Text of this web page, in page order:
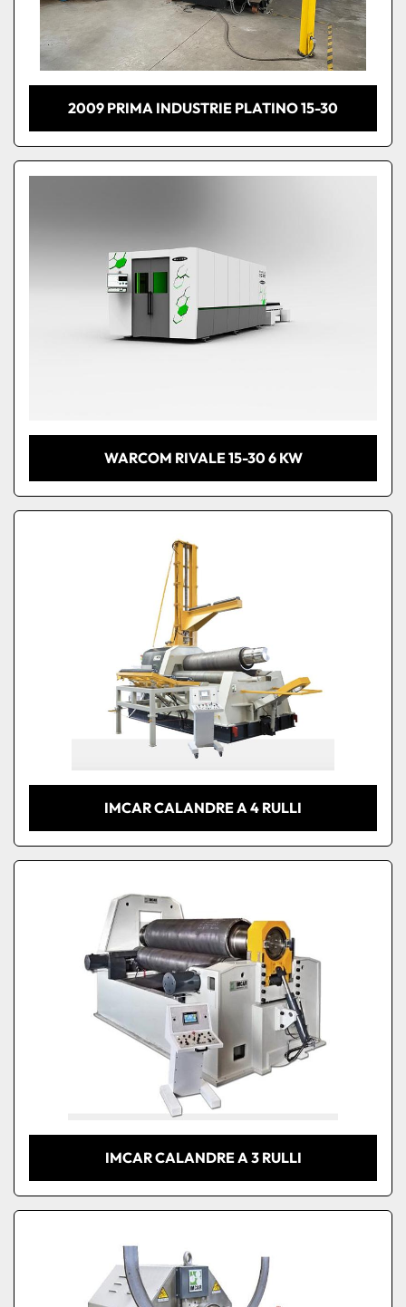
2009 PRIMA INDUSTRIE PLATINO 15-30
WARCOM RIVALE 15-30 6 KW
IMCAR CALANDRE A 4 RULLI
IMCAR CALANDRE A 3 RULLI